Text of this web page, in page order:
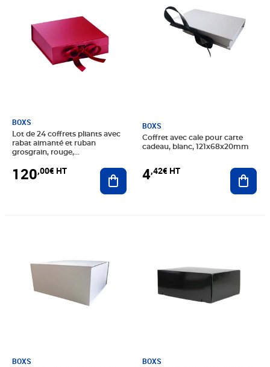
BOXS
Lot de 24 coffrets pliants avec
rabat aimanté et ruban
grosgrain, rouge,
120,00€ HT Ajouter au panier
BOXS
Coffret avec cale pour carte
cadeau, blanc, 121x68x20mm
4,42€ HT
BOXS BOXS